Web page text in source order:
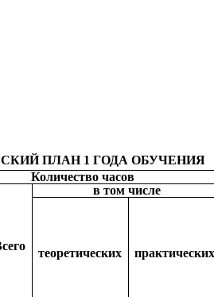
ПЛАН 1 ГОДА ОБУЧЕНИЯ
Количество часов
в том числе
теоретических